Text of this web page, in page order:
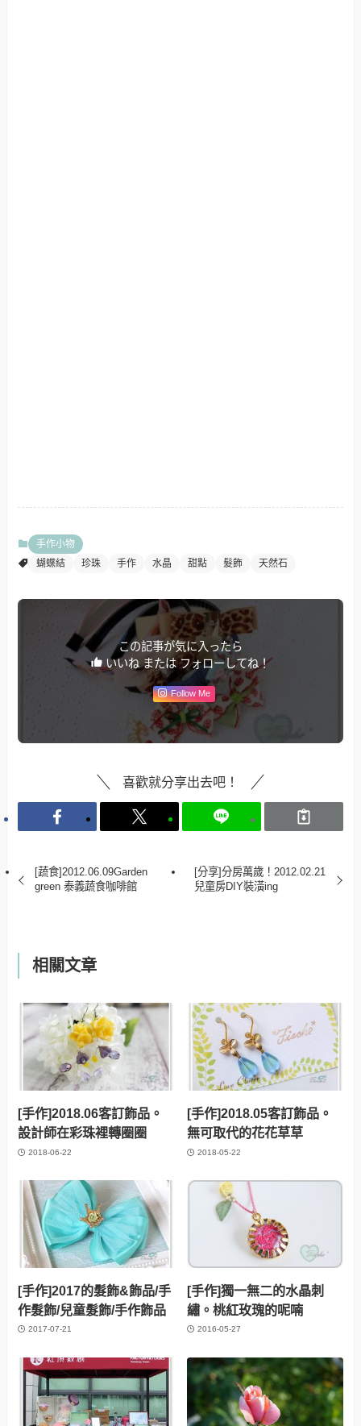
手作小物
蝴蝶結
珍珠 手作 水晶 甜點 髮飾 天然石
この記事が気に入ったら
いいね または フォローしてね！
Follow Me
喜歡就分享出去吧！
[蔬食]2012.06.09Garden
green 泰義蔬食咖啡館
[分享]分房萬歲！2012.02.21
兒童房DIY裝潢ing
相關文章
[手作]2018.06客訂飾品。
設計師在彩珠裡轉圈圈
2018-06-22
[手作]2018.05客訂飾品。
無可取代的花花草草
2018-05-22
[手作]2017的髮飾&飾品/手
作髮飾/兒童髮飾/手作飾品
2017-07-21
[手作]獨一無二的水晶刺
繡。桃紅玫瑰的呢喃
2016-05-27